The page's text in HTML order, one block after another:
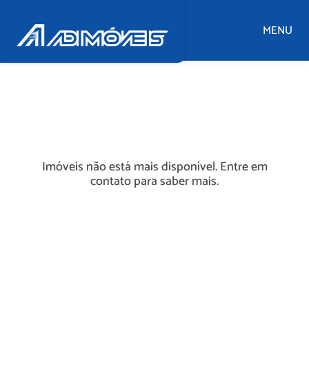
MENU
Imóveis não está mais disponível. Entre em
contato para saber mais.